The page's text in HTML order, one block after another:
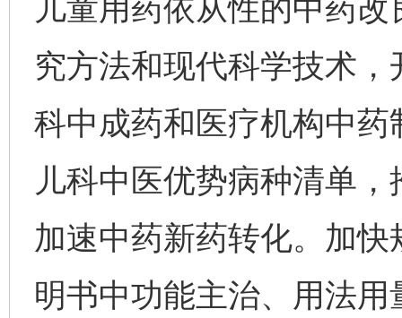
儿童用药依从性的中药
究方法和现代科学技术
科中成药和医疗机构中
儿科中医优势病种清单
加速中药新药转化。加
明书中功能主治、用法